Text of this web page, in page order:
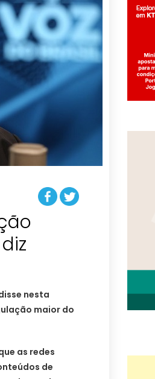
nesta
maior do
as redes
de